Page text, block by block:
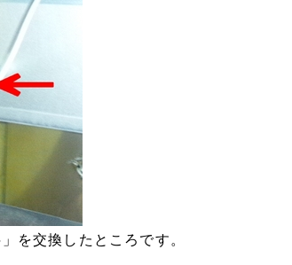
を交換したところです。